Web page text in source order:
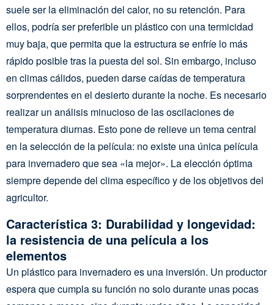
suele ser la eliminación del calor, no su retención. Para
ellos, podría ser preferible un plástico con una termicidad
muy baja, que permita que la estructura se enfríe lo más
rápido posible tras la puesta del sol. Sin embargo, incluso
en climas cálidos, pueden darse caídas de temperatura
sorprendentes en el desierto durante la noche. Es necesario
realizar un análisis minucioso de las oscilaciones de
temperatura diurnas. Esto pone de relieve un tema central
en la selección de la película: no existe una única película
para invernadero que sea «la mejor». La elección óptima
siempre depende del clima específico y de los objetivos del
agricultor.
Característica 3: Durabilidad y longevidad:
la resistencia de una película a los
elementos
Un plástico para invernadero es una inversión. Un productor
espera que cumpla su función no solo durante unas pocas